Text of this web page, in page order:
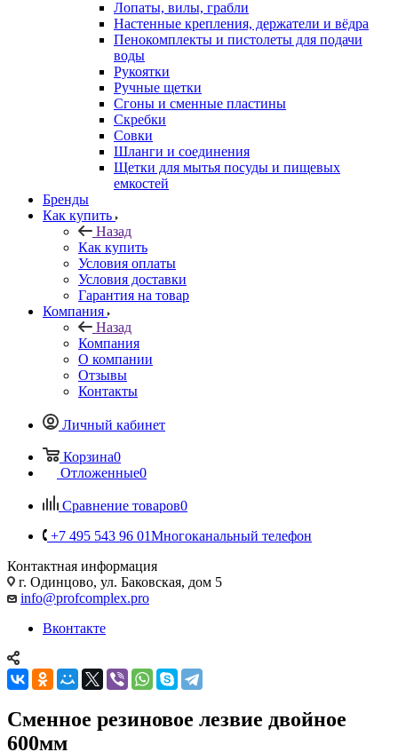
Лопаты, вилы, грабли
Настенные крепления, держатели и вёдра
Пенокомплекты и пистолеты для подачи
воды
Рукоятки
Ручные щетки
Сгоны и сменные пластины
Скребки
Совки
Шланги и соединения
Щетки для мытья посуды и пищевых
емкостей
Бренды
Как купить
Назад
Как купить
Условия оплаты
Условия доставки
Гарантия на товар
Компания
Назад
Компания
О компании
Отзывы
Контакты
Личный кабинет
Корзина0
Отложенные0
Сравнение товаров0
+7 495 543 96 01Многоканальный телефон
Контактная информация
г. Одинцово, ул. Баковская, дом 5
info@profcomplex.pro
Вконтакте
Смeнное резиновое лезвие двойное
600мм